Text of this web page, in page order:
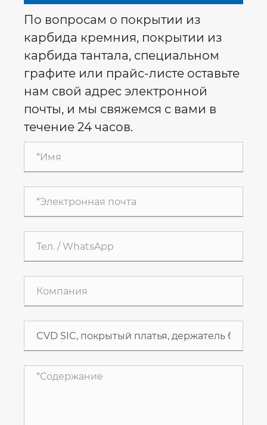
По вопросам о покрытии из
карбида кремния, покрытии из
карбида тантала, специальном
графите или прайс-листе оставьте
нам свой адрес электронной
почты, и мы свяжемся с вами в
течение 24 часов.